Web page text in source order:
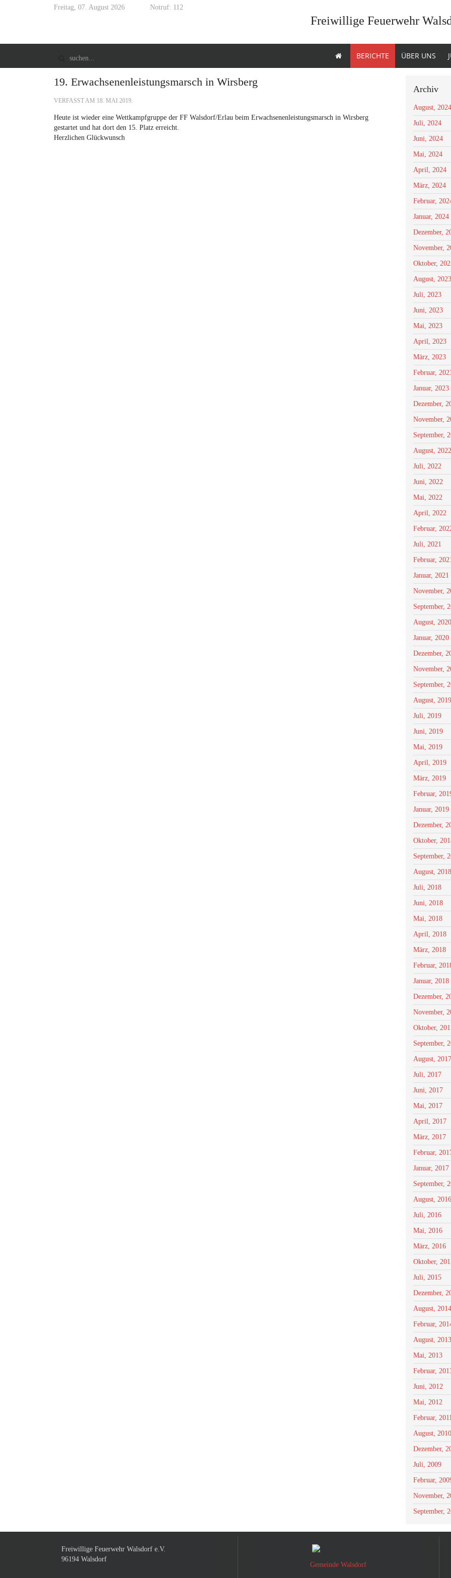
Freitag, 07. August 2026 Notruf: 112
Freiwillige Feuerwehr
BERICHTE ÜBER UNS
19. Erwachsenenleistungsmarsch in Wirsberg
VERFASST AM 18. MAI 2019.
Heute ist wieder eine Wettkampfgruppe der FF Walsdorf/Erlau beim Erwachsenenleistungsmarsch in Wirsberg
gestartet und hat dort den 15. Platz erreicht.
Herzlichen Glückwunsch
Archiv
August, 2024
Juli, 2024
Juni, 2024
Mai, 2024
April, 2024
März, 2024
Februar,
Januar, 2024
Dezember,
November,
Oktober,
August, 2023
Juli, 2023
Juni, 2023
Mai, 2023
April, 2023
März, 2023
Februar,
Januar, 2023
Dezember,
November,
September,
August, 2022
Juli, 2022
Juni, 2022
Mai, 2022
April, 2022
Februar,
Juli, 2021
Februar,
Januar, 2021
November,
September,
August, 2020
Januar, 2020
Dezember,
November,
September,
August, 2019
Juli, 2019
Juni, 2019
Mai, 2019
April, 2019
März, 2019
Februar,
Januar, 2019
Dezember,
Oktober,
September,
August, 2018
Juli, 2018
Juni, 2018
Mai, 2018
April, 2018
März, 2018
Februar,
Januar, 2018
Dezember,
November,
Oktober,
September,
August, 2017
Juli, 2017
Juni, 2017
Mai, 2017
April, 2017
März, 2017
Februar,
Januar, 2017
September,
August, 2016
Juli, 2016
Mai, 2016
März, 2016
Oktober,
Juli, 2015
Dezember,
August, 2014
Februar,
August, 2013
Mai, 2013
Februar,
Juni, 2012
Mai, 2012
Februar,
August, 2010
Dezember,
Juli, 2009
Februar,
November,
September,
Freiwillige Feuerwehr Walsdorf e.V.
96194 Walsdorf
Gemeinde Walsdorf